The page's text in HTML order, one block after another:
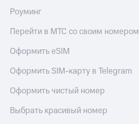
Роуминг
Перейти в МТС со своим номером
Оформить eSIM
Оформить SIM-карту в Telegram
Оформить чистый номер
Выбрать красивый номер